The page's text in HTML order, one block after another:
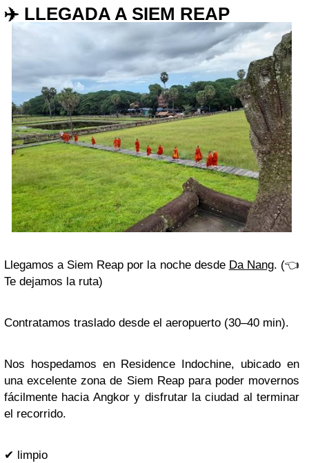
✈️ LLEGADA A SIEM REAP
Llegamos a Siem Reap por la noche desde Da Nang. (👈
Te dejamos la ruta)
Contratamos traslado desde el aeropuerto (30–40 min).
Nos hospedamos en Residence Indochine, ubicado en
una excelente zona de Siem Reappara poder movernos
fácilmente hacia Angkor y disfrutar la ciudad al terminar
el recorrido.
✔ limpio